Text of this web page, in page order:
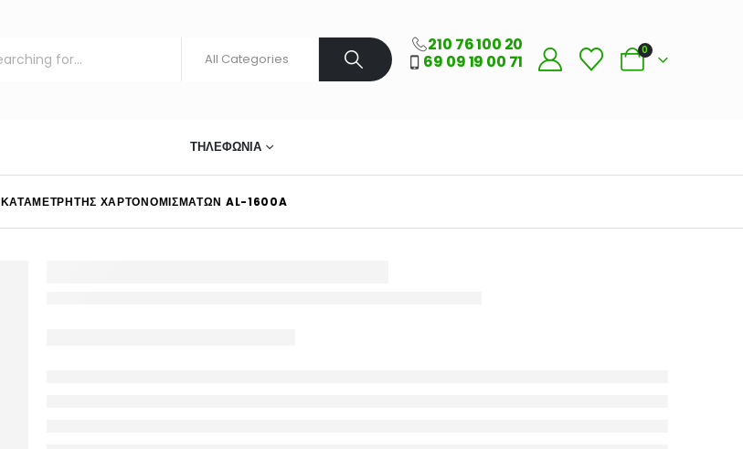
210 76 100 20
69 09 19 00 71
0
ΤΗΛΕΦΩΝΊΑ
ΚΑΤΑΜΕΤΡΗΤΉΣ ΧΑΡΤΟΝΟΜΙΣΜΆΤΩΝ AL-1600A